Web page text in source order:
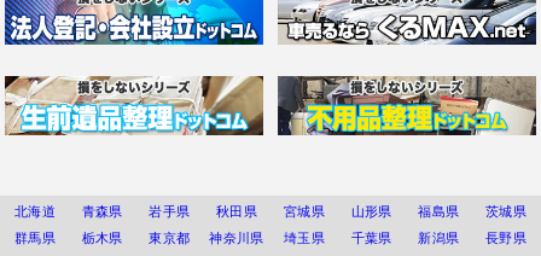
北海道 青森県 岩手県 秋田県 宮城県 山形県 福島県
茨城県
群馬県
栃木県 東京都 神奈川県 埼玉県 千葉県 新潟県
長野県